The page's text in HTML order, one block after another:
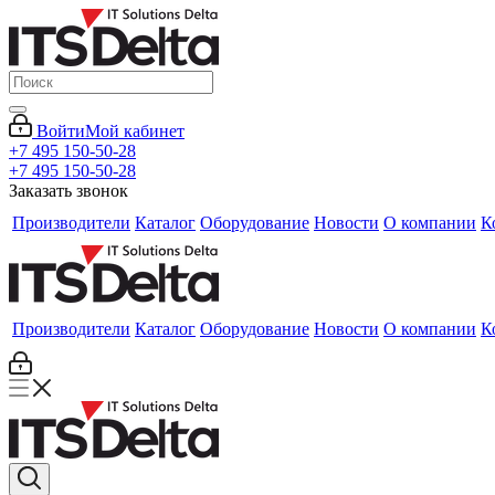
ВойтиМой кабинет
+7 495 150-50-28
+7 495 150-50-28
Заказать звонок
Производители Каталог Оборудование Новости О компании
Производители Каталог Оборудование Новости О компании